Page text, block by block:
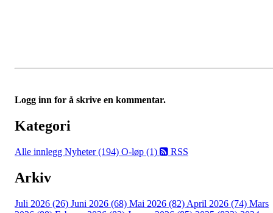
Logg inn for å skrive en kommentar.
Kategori
Alle innlegg Nyheter (194) O-løp (1) RSS
Arkiv
Juli 2026 (26) Juni 2026 (68) Mai 2026 (82) April 2026 (74) Mars